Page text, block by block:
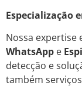
Especialização
Nossa expertise
WhatsApp e
detecção e
também